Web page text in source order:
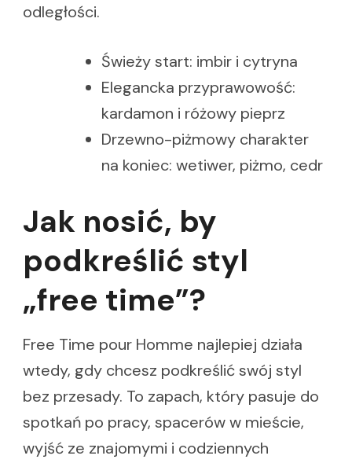
odległości.
Świeży start: imbir i cytryna
Elegancka przyprawowość:
kardamon i różowy pieprz
Drzewno-piżmowy charakter
na koniec: wetiwer, piżmo, cedr
Jak nosić, by
podkreślić styl
„free time”?
Free Time pour Homme najlepiej działa
wtedy, gdy chcesz podkreślić swój styl
bez przesady. To zapach, który pasuje do
spotkań po pracy, spacerów w mieście,
wyjść ze znajomymi i codziennych